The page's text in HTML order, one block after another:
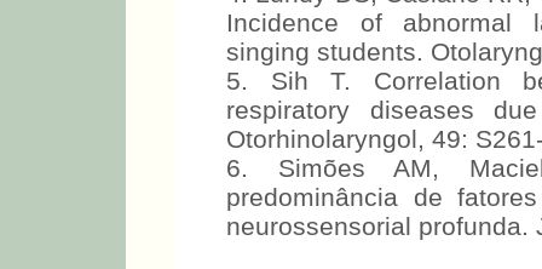
Incidence of abnormal
singing students.
5. Sih T. Correlation
respiratory diseases
Otorhinolaryngol, 49:
6. Simões AM,
predominância de
neurossensorial profunda.